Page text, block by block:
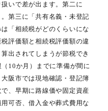
いで差が出ます。第二に
第三に「共有名義・未登記
「相続税がどのくらいにな
評価額と相続税評価額の違
出されてしまうが節税でき
10か月）までに準備が間に
阪市では現地確認・登記簿
、早期に路線価や固定資産
可否、借入金や葬式費用な